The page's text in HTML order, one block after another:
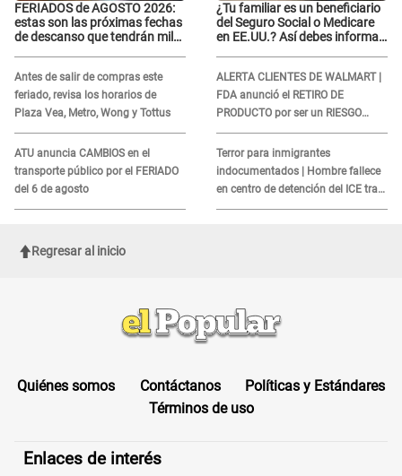
FERIADOS de AGOSTO 2026:
estas son las próximas fechas
de descanso que tendrán miles
Antes de salir de compras este
feriado, revisa los horarios de
Plaza Vea, Metro, Wong y Tottus
ATU anuncia CAMBIOS en el
transporte público por el FERIADO
del 6 de agosto
¿Tu familiar es un beneficiario
del Seguro Social o Medicare
en EE.UU.? Así debes informar
ALERTA CLIENTES DE WALMART |
FDA anunció el RETIRO DE
PRODUCTO por ser un RIESGO
MORTAL para consumidores: ¿Cuál
es?
Terror para inmigrantes
indocumentados | Hombre fallece
en centro de detención del ICE tras
sufrir una "emergencia médica"
Regresar al inicio
Quiénes somos Contáctanos
Políticas y Estándares
Términos de uso
Enlaces de interés